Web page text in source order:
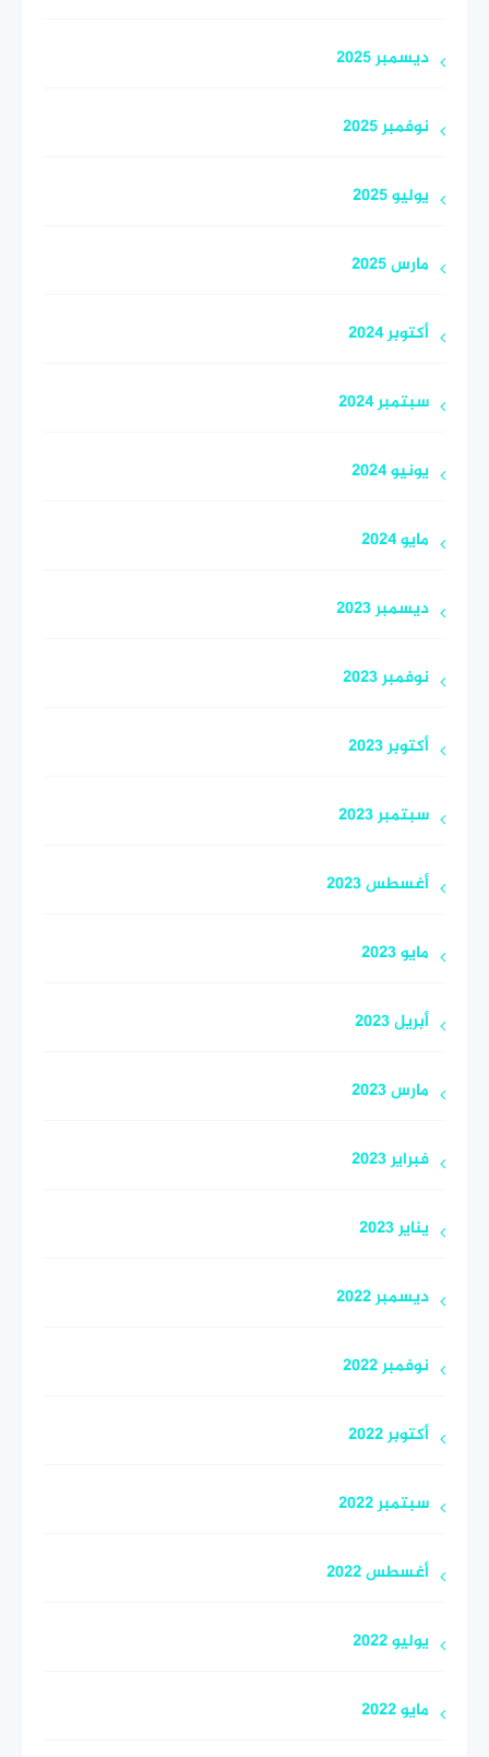
ديسمبر 2025
نوفمبر 2025
يوليو 2025
مارس 2025
أكتوبر 2024
سبتمبر 2024
يونيو 2024
مايو 2024
ديسمبر 2023
نوفمبر 2023
أكتوبر 2023
سبتمبر 2023
أغسطس 2023
مايو 2023
أبريل 2023
مارس 2023
فبراير 2023
يناير 2023
ديسمبر 2022
نوفمبر 2022
أكتوبر 2022
سبتمبر 2022
أغسطس 2022
يوليو 2022
مايو 2022